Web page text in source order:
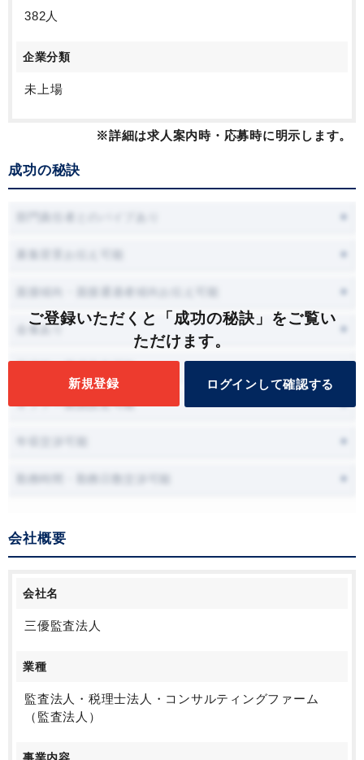
382人
企業分類
未上場
※詳細は求人案内時・応募時に明示します。
成功の秘訣
ご登録いただくと「成功の秘訣」をご覧い
ただけます。
新規登録 ログインして確認する
会食あり
オファー面談設定可能
会社概要
会社名
三優監査法人
業種
監査法人・税理士法人・コンサルティングファーム
（監査法人）